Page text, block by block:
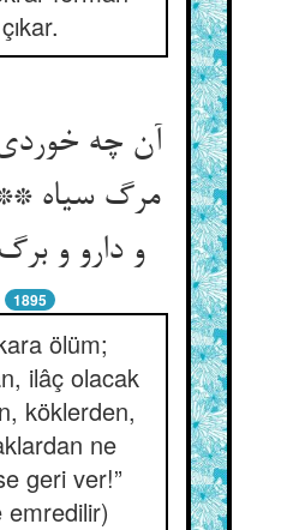
çıkar.
آن چه
مرگ سیاه **
و دارو و برگ و گیاه‌‌
1895
ölüm;
ilâç olacak
köklerden,
ne
geri ver!”
emredilir)